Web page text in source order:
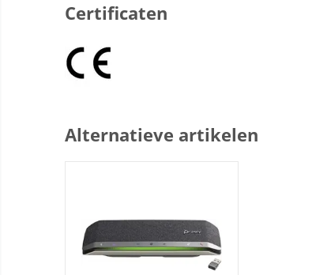
Certificaten
Alternatieve artikelen